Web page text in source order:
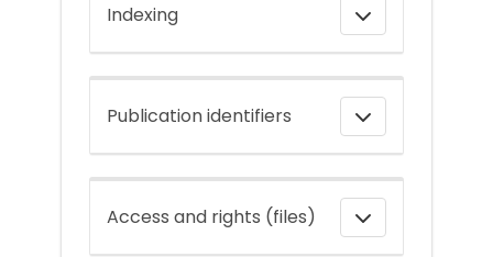
Indexing
Publication identifiers
Access and rights (files)